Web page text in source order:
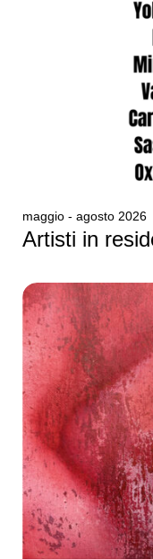
maggio - agosto 2026
Artisti in